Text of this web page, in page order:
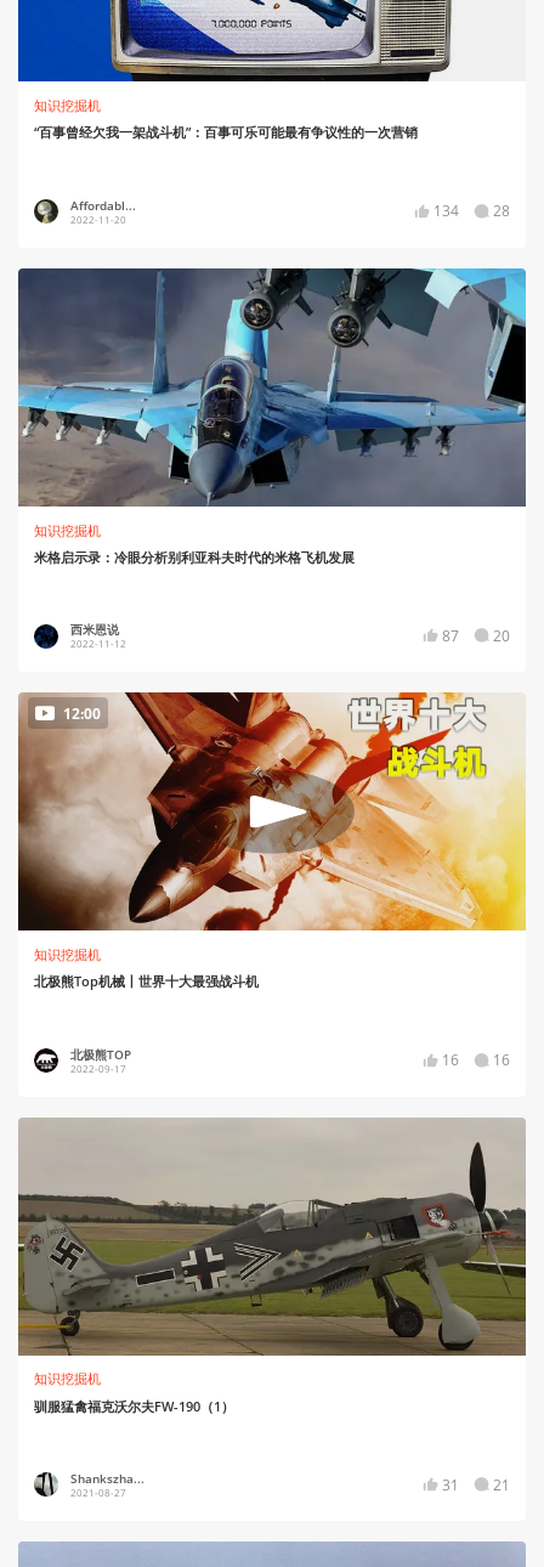
知识挖掘机
“百事曾经欠我一架战斗机”：百事可乐可能最有争议性的一次营销
Affordabl...
2022-11-20 134 28
知识挖掘机
米格启示录：冷眼分析别利亚科夫时代的米格飞机发展
西米恩说
2022-11-12 87 20
12:00
知识挖掘机
北极熊Top机械丨世界十大最强战斗机
北极熊TOP
2022-09-17 16 16
知识挖掘机
驯服猛禽福克沃尔夫FW-190（1）
Shankszha...
2021-08-27 31 21